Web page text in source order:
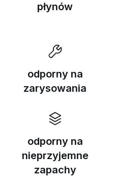
płynów
odporny na
zarysowania
odporny na
nieprzyjemne
zapachy